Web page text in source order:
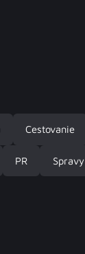
Cestovanie
PR Spravy